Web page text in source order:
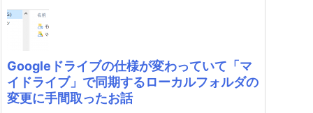
Googleドライブの仕様が変わっていて「マ
イドライブ」で同期するローカルフォルダの
変更に手間取ったお話